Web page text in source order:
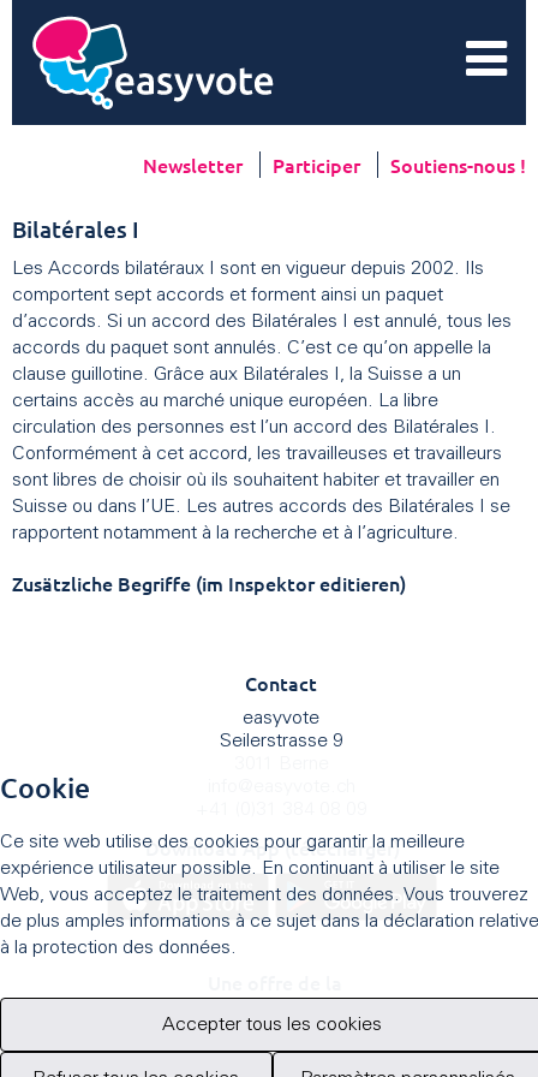
Newsletter Participer Soutiens-nous !
Bilatérales I
Les Accords bilatéraux I sont en vigueur depuis 2002. Ils
comportent sept accords et forment ainsi un paquet
d’accords. Si un accord des Bilatérales I est annulé, tous les
accords du paquet sont annulés. C’est ce qu’on appelle la
clause guillotine. Grâce aux Bilatérales I, la Suisse a un
certains accès au marché unique européen. La libre
circulation des personnes est l’un accord des Bilatérales I.
Conformément à cet accord, les travailleuses et travailleurs
sont libres de choisir où ils souhaitent habiter et travailler en
Suisse ou dans l’UE. Les autres accords des Bilatérales I se
rapportent notamment à la recherche et à l’agriculture.
Zusätzliche Begriffe (im Inspektor editieren)
Contact
easyvote
Seilerstrasse 9
Download App (télécharger)
Cookie
Ce site web utilise des cookies pour garantir la meilleure
expérience utilisateur possible. En continuant à utiliser le site
Web, vous acceptez le traitement des données. Vous trouverez
de plus amples informations à ce sujet dans la déclaration relative
à la protection des données.
Accepter tous les cookies